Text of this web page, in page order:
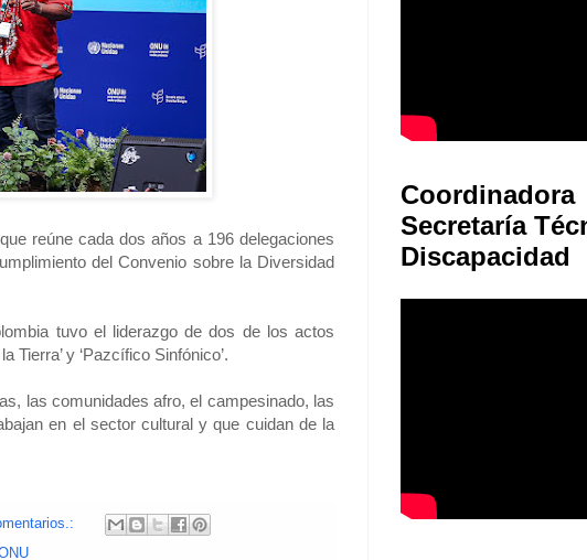
reúne cada dos años a 196 delegaciones
del Convenio sobre la Diversidad
tuvo el liderazgo de dos de los actos
Tierra’ y ‘Pazcífico Sinfónico’.
las comunidades afro, el campesinado, las
en el sector cultural y que cuidan de la
Coordinadora
Secretaría
Discapacidad